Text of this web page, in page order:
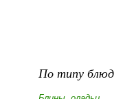
По типу блюд